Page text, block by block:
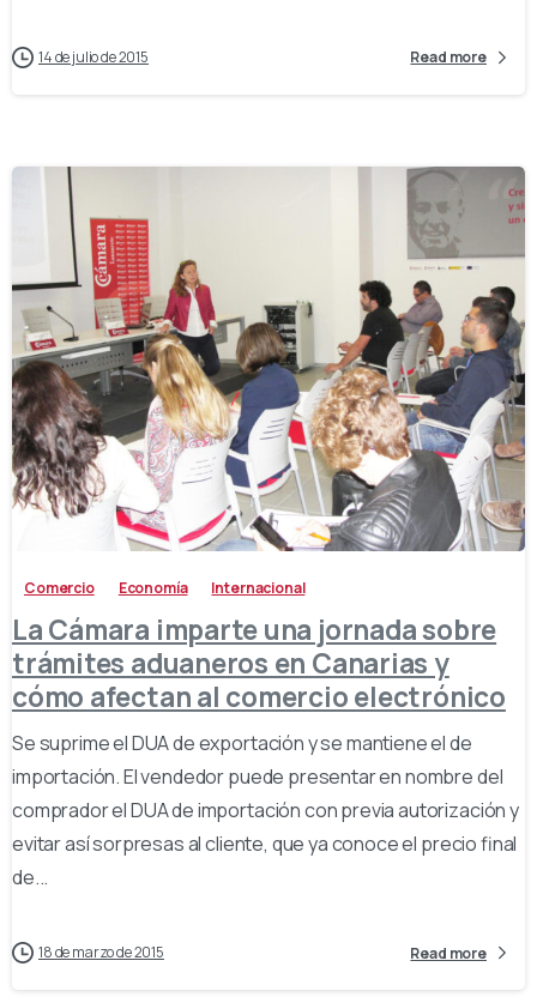
14 de julio de 2015 Read more
-
Comercio Economía Internacional
La Cámara imparte una jornada sobre
trámites aduaneros en Canarias y
cómo afectan al comercio electrónico
Se suprime el DUA de exportación y se mantiene el de
importación. El vendedor puede presentar en nombre del
comprador el DUA de importación con previa autorización y
evitar así sorpresas al cliente, que ya conoce el precio final
de...
18 de marzo de 2015 Read more